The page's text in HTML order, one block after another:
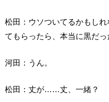
松田：ウソついてるかもし
てもらったら、本当に黒だっ
河田：うん。
松田：丈が……丈、一緒？